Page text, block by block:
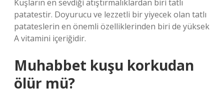
Kuşların en sevdiği atıştırmalıklardan biri tatlı
patatestir. Doyurucu ve lezzetli bir yiyecek olan tatlı
patateslerin en önemli özelliklerinden biri de yüksek
A vitamini içeriğidir.
Muhabbet kuşu korkudan
ölür mü?